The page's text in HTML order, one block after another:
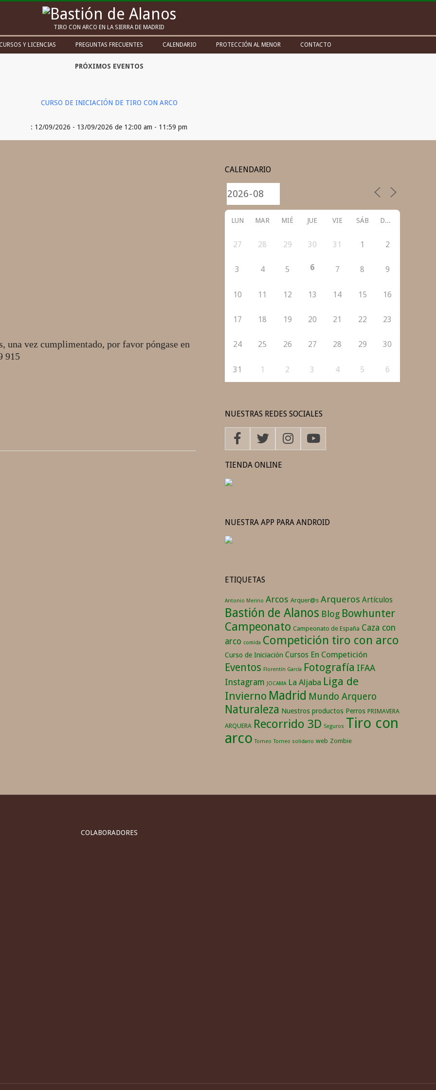
Bastión
de
Alanos
TIRO CON ARCO EN LA SIERRA DE MADRID
Y LICENCIAS PREGUNTAS FRECUENTES CALENDARIO PROTECCIÓN AL MENOR CONTACTO
PRÓXIMOS EVENTOS
CURSO DE INICIACIÓN DE TIRO CON ARCO
: 12/09/2026 - 13/09/2026 de 12:00 am - 11:59 pm
una vez cumplimentado, por favor póngase en
915
CALENDARIO
LUN MAR MIÉ JUE VIE SÁB DOM
27 28 29 30 31 1 2
3 4 5 6 7 8 9
10 11 12 13 14 15 16
17 18 19 20 21 22 23
24 25 26 27 28 29 30
31 1 2 3 4 5 6
NUESTRAS REDES SOCIALES
TIENDA ONLINE
NUESTRA APP PARA ANDROID
ETIQUETAS
Antonio Merino Arcos Arquer@s Arqueros Artículos
Bastión de Alanos Blog Bowhunter
Campeonato Campeonato de España Caza con
arco comida Competición tiro con arco
Curso de Iniciación Cursos En Competición
Eventos Florentín García Fotografía IFAA
Instagram JOCAMA La Aljaba Liga de
Invierno Madrid Mundo Arquero
Naturaleza Nuestros productos Perros PRIMAVERA
ARQUERA Recorrido 3D Seguros Tiro con
arco Torneo Torneo solidario web Zombie
COLABORADORES